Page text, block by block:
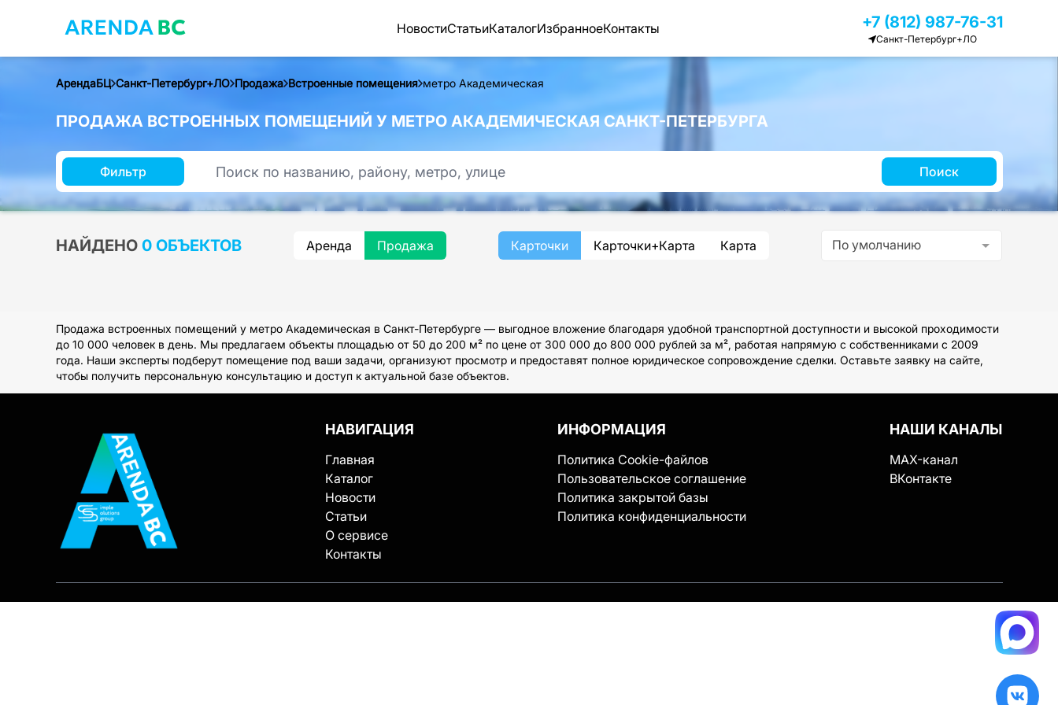
НовостиСтатьиКаталогИзбранноеКонтакты +7 (812) 987-76-31
Санкт-Петербург+ЛО
АрендаБЦ Санкт-Петербург+ЛО Продажа Встроенные помещения метро Академическая
ПРОДАЖА ВСТРОЕННЫХ ПОМЕЩЕНИЙ У МЕТРО АКАДЕМИЧЕСКАЯ САНКТ-ПЕТЕРБУРГА
Фильтр Поиск
НАЙДЕНО 0 ОБЪЕКТОВ Аренда Продажа Карточки Карточки+Карта Карта По умолчанию
Продажа встроенных помещений у метро Академическая в Санкт-Петербурге — выгодное вложение благодаря удобной транспортной доступности и высокой проходимости
до 10 000 человек в день. Мы предлагаем объекты площадью от 50 до 200 м² по цене от 300 000 до 800 000 рублей за м², работая напрямую с собственниками с 2009
года. Наши эксперты подберут помещение под ваши задачи, организуют просмотр и предоставят полное юридическое сопровождение сделки. Оставьте заявку на сайте,
чтобы получить персональную консультацию и доступ к актуальной базе объектов.
НАВИГАЦИЯ
Главная
Каталог
Новости
Статьи
О сервисе
Контакты
ИНФОРМАЦИЯ
Политика Cookie-файлов
Пользовательское соглашение
Политика закрытой базы
Политика конфиденциальности
НАШИ КАНАЛЫ
MAX-канал
ВКонтакте